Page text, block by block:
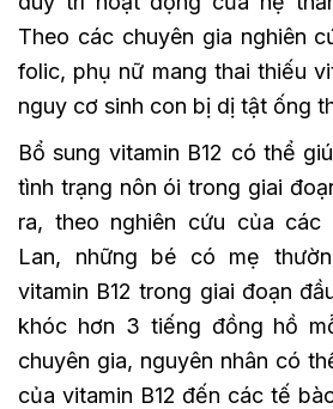
Theo các chuyên gia nghiên
folic, phụ nữ mang thai thiếu
nguy cơ sinh con bị dị tật ống
Bổ sung vitamin B12 có thể
tình trạng nôn ói trong giai
ra, theo nghiên cứu của các
Lan, những bé có mẹ
vitamin B12 trong giai đoạn
khóc hơn 3 tiếng đồng hồ
chuyên gia, nguyên nhân có
của vitamin B12 đến các tế